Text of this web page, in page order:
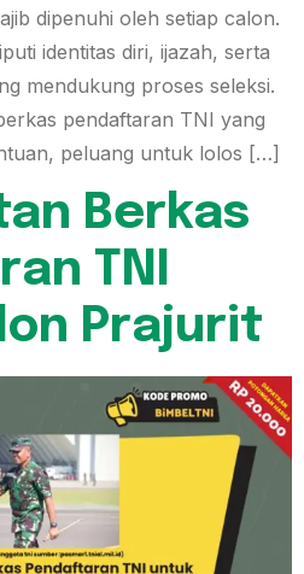
dipenuhi oleh setiap calon.
identitas diri, ijazah, serta
mendukung proses seleksi.
pendaftaran TNI yang
peluang untuk lolos […]
Berkas
TNI
Prajurit